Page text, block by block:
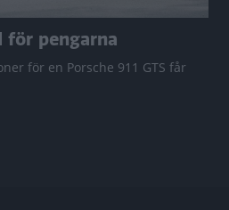
för pengarna
för en Porsche 911 GTS får